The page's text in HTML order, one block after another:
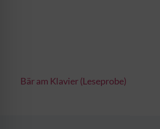
Bär am Klavier (Leseprobe)